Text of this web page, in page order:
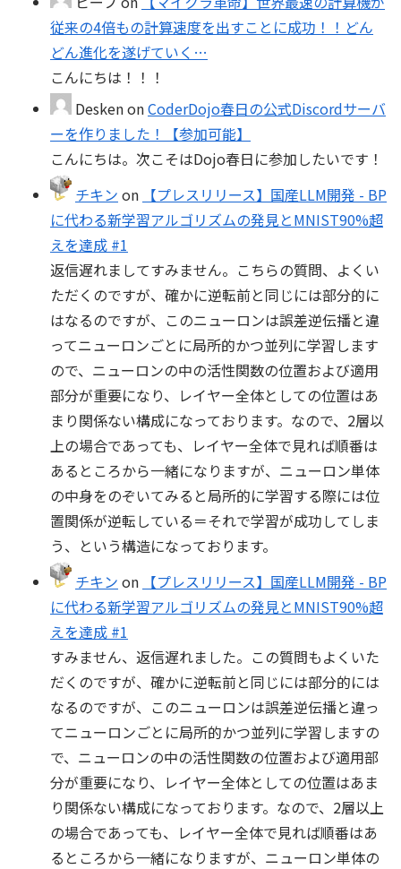
従来の4倍もの計算速度を出すことに成功！！どん
どん進化を遂げていく…
こんにちは！！！
DeskenonCoderDojo春日の公式Discordサーバ
ーを作りました！【参加可能】
こんにちは。次こそはDojo春日に参加したいです！
チキン on 【プレスリリース】国産LLM開発 - BP
に代わる新学習アルゴリズムの発見とMNIST90%超
えを達成 #1
返信遅れましてすみません。こちらの質問、よくい
ただくのですが、確かに逆転前と同じには部分的に
はなるのですが、このニューロンは誤差逆伝播と違
ってニューロンごとに局所的かつ並列に学習します
ので、ニューロンの中の活性関数の位置および適用
部分が重要になり、レイヤー全体としての位置はあ
まり関係ない構成になっております。なので、2層以
上の場合であっても、レイヤー全体で見れば順番は
あるところから一緒になりますが、ニューロン単体
の中身をのぞいてみると局所的に学習する際には位
置関係が逆転している＝それで学習が成功してしま
う、という構造になっております。
チキン on 【プレスリリース】国産LLM開発 - BP
に代わる新学習アルゴリズムの発見とMNIST90%超
えを達成 #1
すみません、返信遅れました。この質問もよくいた
だくのですが、確かに逆転前と同じには部分的には
なるのですが、このニューロンは誤差逆伝播と違っ
てニューロンごとに局所的かつ並列に学習しますの
で、ニューロンの中の活性関数の位置および適用部
分が重要になり、レイヤー全体としての位置はあま
り関係ない構成になっております。なので、2層以上
の場合であっても、レイヤー全体で見れば順番はあ
るところから一緒になりますが、ニューロン単体の